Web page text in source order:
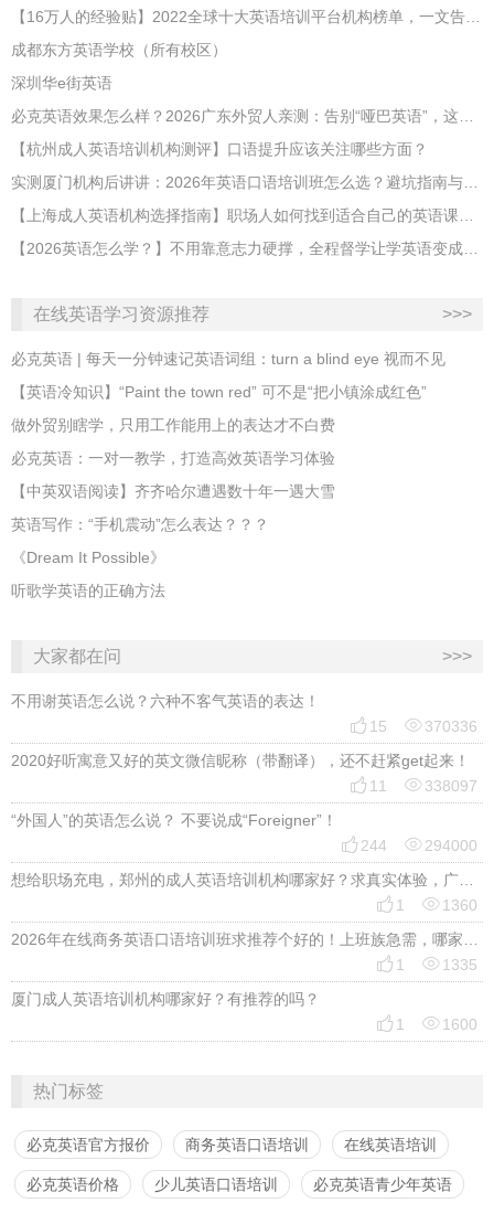
【16万人的经验贴】2022全球十大英语培训平台机构榜单，一文告诉你
成都东方英语学校（所有校区）
深圳华e街英语
必克英语效果怎么样？2026广东外贸人亲测：告别“哑巴英语”，这才是成年人最高效的自救指南！
【杭州成人英语培训机构测评】口语提升应该关注哪些方面？
实测厦门机构后讲讲：2026年英语口语培训班怎么选？避坑指南与高效学习新范式
【上海成人英语机构选择指南】职场人如何找到适合自己的英语课程？
【2026英语怎么学？】不用靠意志力硬撑，全程督学让学英语变成日常习惯
在线英语学习资源推荐 >>>
必克英语 | 每天一分钟速记英语词组：turn a blind eye 视而不见
​【英语冷知识】“Paint the town red” 可不是“把小镇涂成红色”
做外贸别瞎学，只用工作能用上的表达才不白费
必克英语：一对一教学，打造高效英语学习体验
【中英双语阅读】齐齐哈尔遭遇数十年一遇大雪
英语写作：“手机震动”怎么表达？？？
《Dream It Possible》
听歌学英语的正确方法
大家都在问 >>>
不用谢英语怎么说？六种不客气英语的表达！
 15 370336
2020好听寓意又好的英文微信昵称（带翻译），还不赶紧get起来！
 11 338097
“外国人”的英语怎么说？ 不要说成“Foreigner”！
 244 294000
想给职场充电，郑州的成人英语培训机构哪家好？求真实体验，广告勿扰，感谢！
 1 1360
2026年在线商务英语口语培训班求推荐个好的！上班族急需，哪家好？
 1 1335
厦门成人英语培训机构哪家好？有推荐的吗？
 1 1600
热门标签
必克英语官方报价 商务英语口语培训 在线英语培训
必克英语价格 少儿英语口语培训 必克英语青少年英语